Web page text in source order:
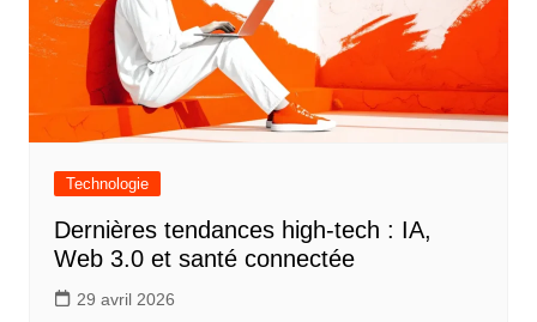
Technologie
Dernières tendances high-tech : IA,
Web 3.0 et santé connectée
29 avril 2026